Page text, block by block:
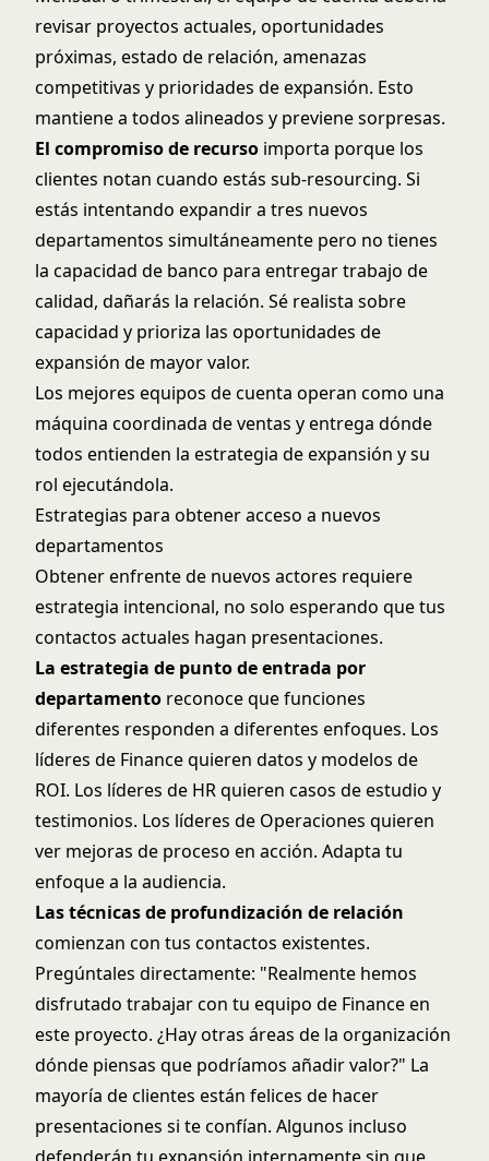
revisar proyectos actuales, oportunidades
próximas, estado de relación, amenazas
competitivas y prioridades de expansión. Esto
mantiene a todos alineados y previene sorpresas.
El compromiso de recurso importa porque los
clientes notan cuando estás sub-resourcing. Si
estás intentando expandir a tres nuevos
departamentos simultáneamente pero no tienes
la capacidad de banco para entregar trabajo de
calidad, dañarás la relación. Sé realista sobre
capacidad y prioriza las oportunidades de
expansión de mayor valor.
Los mejores equipos de cuenta operan como una
máquina coordinada de ventas y entrega dónde
todos entienden la estrategia de expansión y su
rol ejecutándola.
Estrategias para obtener acceso a nuevos
departamentos
Obtener enfrente de nuevos actores requiere
estrategia intencional, no solo esperando que tus
contactos actuales hagan presentaciones.
La estrategia de punto de entrada por
departamento reconoce que funciones
diferentes responden a diferentes enfoques. Los
líderes de Finance quieren datos y modelos de
ROI. Los líderes de HR quieren casos de estudio y
testimonios. Los líderes de Operaciones quieren
ver mejoras de proceso en acción. Adapta tu
enfoque a la audiencia.
Las técnicas de profundización de relación
comienzan con tus contactos existentes.
Pregúntales directamente: "Realmente hemos
disfrutado trabajar con tu equipo de Finance en
este proyecto. ¿Hay otras áreas de la organización
dónde piensas que podríamos añadir valor?" La
mayoría de clientes están felices de hacer
presentaciones si te confían. Algunos incluso